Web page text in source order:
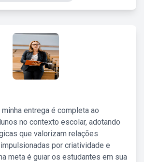
entrega é completa ao
no contexto escolar, adotando
que valorizam relações
por criatividade e
meta é guiar os estudantes em sua